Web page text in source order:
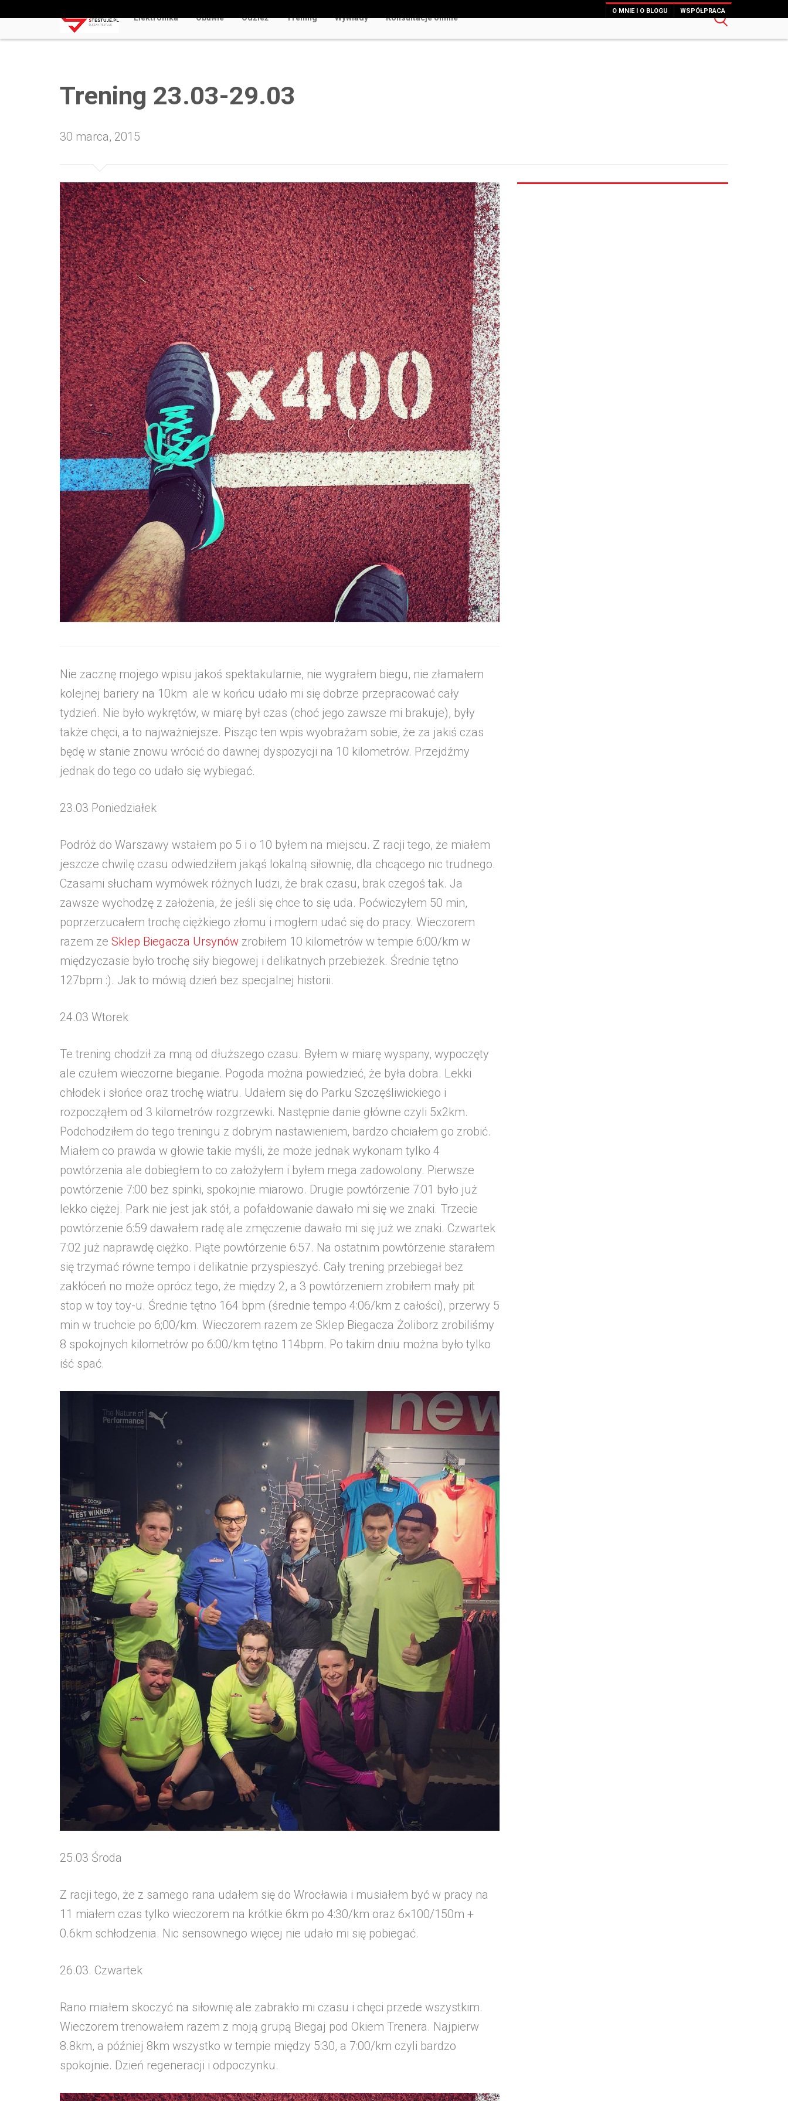
O MNIE I O BLOGU WSPÓŁPRACA
Elektronika Obuwie Odzież Trening Wywiady Konsultacje online
Trening 23.03-29.03
30 marca, 2015
Nie zacznę mojego wpisu jakoś spektakularnie, nie wygrałem biegu, nie złamałem
kolejnej bariery na 10km ale w końcu udało mi się dobrze przepracować cały
tydzień. Nie było wykrętów, w miarę był czas (choć jego zawsze mi brakuje), były
także chęci, a to najważniejsze. Pisząc ten wpis wyobrażam sobie, że za jakiś czas
będę w stanie znowu wrócić do dawnej dyspozycji na 10 kilometrów. Przejdźmy
jednak do tego co udało się wybiegać.
23.03 Poniedziałek
Podróż do Warszawy wstałem po 5 i o 10 byłem na miejscu. Z racji tego, że miałem
jeszcze chwilę czasu odwiedziłem jakąś lokalną siłownię, dla chcącego nic trudnego.
Czasami słucham wymówek różnych ludzi, że brak czasu, brak czegoś tak. Ja
zawsze wychodzę z założenia, że jeśli się chce to się uda. Poćwiczyłem 50 min,
poprzerzucałem trochę ciężkiego złomu i mogłem udać się do pracy. Wieczorem
razem ze Sklep Biegacza Ursynów zrobiłem 10 kilometrów w tempie 6:00/km w
międzyczasie było trochę siły biegowej i delikatnych przebieżek. Średnie tętno
127bpm :). Jak to mówią dzień bez specjalnej historii.
24.03 Wtorek
Te trening chodził za mną od dłuższego czasu. Byłem w miarę wyspany, wypoczęty
ale czułem wieczorne bieganie. Pogoda można powiedzieć, że była dobra. Lekki
chłodek i słońce oraz trochę wiatru. Udałem się do Parku Szczęśliwickiego i
rozpocząłem od 3 kilometrów rozgrzewki. Następnie danie główne czyli 5x2km.
Podchodziłem do tego treningu z dobrym nastawieniem, bardzo chciałem go zrobić.
Miałem co prawda w głowie takie myśli, że może jednak wykonam tylko 4
powtórzenia ale dobiegłem to co założyłem i byłem mega zadowolony. Pierwsze
powtórzenie 7:00 bez spinki, spokojnie miarowo. Drugie powtórzenie 7:01 było już
lekko ciężej. Park nie jest jak stół, a pofałdowanie dawało mi się we znaki. Trzecie
powtórzenie 6:59 dawałem radę ale zmęczenie dawało mi się już we znaki. Czwartek
7:02 już naprawdę ciężko. Piąte powtórzenie 6:57. Na ostatnim powtórzenie starałem
się trzymać równe tempo i delikatnie przyspieszyć. Cały trening przebiegał bez
zakłóceń no może oprócz tego, że między 2, a 3 powtórzeniem zrobiłem mały pit
stop w toy toy-u. Średnie tętno 164 bpm (średnie tempo 4:06/km z całości), przerwy 5
min w truchcie po 6;00/km. Wieczorem razem ze Sklep Biegacza Żoliborz zrobiliśmy
8 spokojnych kilometrów po 6:00/km tętno 114bpm. Po takim dniu można było tylko
iść spać.
25.03 Środa
Z racji tego, że z samego rana udałem się do Wrocławia i musiałem być w pracy na
11 miałem czas tylko wieczorem na krótkie 6km po 4:30/km oraz 6×100/150m +
0.6km schłodzenia. Nic sensownego więcej nie udało mi się pobiegać.
26.03. Czwartek
Rano miałem skoczyć na siłownię ale zabrakło mi czasu i chęci przede wszystkim.
Wieczorem trenowałem razem z moją grupą Biegaj pod Okiem Trenera. Najpierw
8.8km, a później 8km wszystko w tempie między 5:30, a 7:00/km czyli bardzo
spokojnie. Dzień regeneracji i odpoczynku.